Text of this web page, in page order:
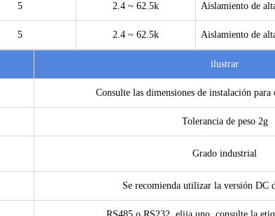
5 2.4 ~ 62.5k Aislamiento de
5 2.4 ~ 62.5k Aislamiento de
ilustrar
Consulte las dimensiones de instalación para
Tolerancia de peso 2g
Grado industrial
Se recomienda utilizar la versión DC